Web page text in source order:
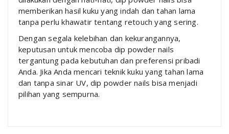
memberikan hasil kuku yang indah dan tahan lama
tanpa perlu khawatir tentang retouch yang sering.
Dengan segala kelebihan dan kekurangannya,
keputusan untuk mencoba dip powder nails
tergantung pada kebutuhan dan preferensi pribadi
Anda. Jika Anda mencari teknik kuku yang tahan lama
dan tanpa sinar UV, dip powder nails bisa menjadi
pilihan yang sempurna.